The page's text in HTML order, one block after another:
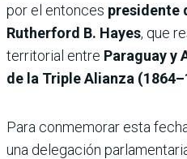
por el entonces presidente
Rutherford B. Hayes, que
territorial entre Paraguay y
de la Triple Alianza
Para conmemorar esta
una delegación